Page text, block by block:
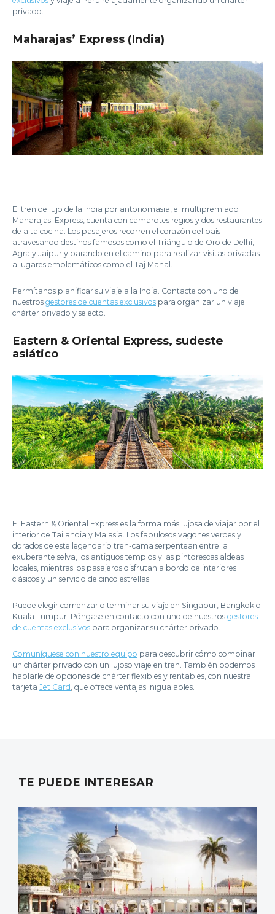
privado.
Maharajas’ Express (India)
El tren de lujo de la India por antonomasia, el multipremiado
Maharajas' Express, cuenta con camarotes regios y dos restaurantes
de alta cocina. Los pasajeros recorren el corazón del país
atravesando destinos famosos como el Triángulo de Oro de Delhi,
Agra y Jaipur y parando en el camino para realizar visitas privadas
a lugares emblemáticos como el Taj Mahal.
Permítanos planificar su viaje a la India. Contacte con uno de
nuestros gestores de cuentas exclusivos para organizar un viaje
chárter privado y selecto.
Eastern & Oriental Express, sudeste
asiático
El Eastern & Oriental Express es la forma más lujosa de viajar por el
interior de Tailandia y Malasia. Los fabulosos vagones verdes y
dorados de este legendario tren-cama serpentean entre la
exuberante selva, los antiguos templos y las pintorescas aldeas
locales, mientras los pasajeros disfrutan a bordo de interiores
clásicos y un servicio de cinco estrellas.
Puede elegir comenzar o terminar su viaje en Singapur, Bangkok o
Kuala Lumpur. Póngase en contacto con uno de nuestros gestores
de cuentas exclusivos para organizar su chárter privado.
Comuníquese con nuestro equipo para descubrir cómo combinar
un chárter privado con un lujoso viaje en tren. También podemos
hablarle de opciones de chárter flexibles y rentables, con nuestra
tarjeta Jet Card , que ofrece ventajas inigualables.
TE PUEDE INTERESAR